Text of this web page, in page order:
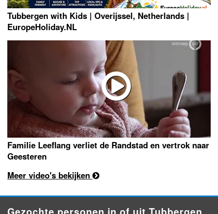
Tubbergen with Kids | Overijssel, Netherlands |
EuropeHoliday.NL
Familie Leeflang verliet de Randstad en vertrok naar
Geesteren
Meer video's bekijken